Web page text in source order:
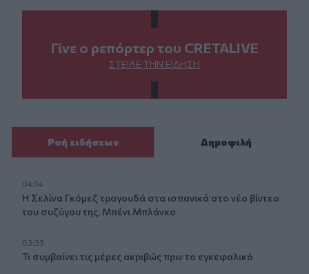
Γίνε ο ρεπόρτερ του CRETALIVE
ΣΤΕΊΛΕ ΤΗΝ ΕΊΔΗΣΗ
Ροή ειδήσεων Δημοφιλή
04:14
Η Σελίνα Γκόμεζ τραγουδά στα ισπανικά στο νέο βίντεο
του συζύγου της, Μπένι Μπλάνκο
03:33
Τι συμβαίνει τις μέρες ακριβώς πριν το εγκεφαλικό